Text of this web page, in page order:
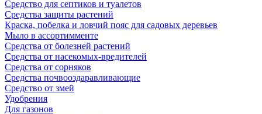
Средство для септиков и туалетов
Средства защиты растений
Краска, побелка и ловчий пояс для садовых деревьев
Мыло в ассортимменте
Средства от болезней растений
Средства от насекомых-вредителей
Средства от сорняков
Средства почвооздаравливающие
Средство от змей
Удобрения
Для газонов